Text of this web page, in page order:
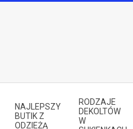
NAJLEPSZY
BUTIK Z
ODZIEŻĄ
RODZAJE
DEKOLTÓW
W